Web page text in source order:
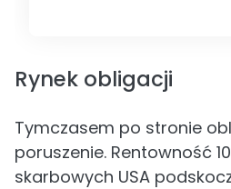
Rynek obligacji
Tymczasem po stronie
poruszenie. Rentowność
skarbowych USA